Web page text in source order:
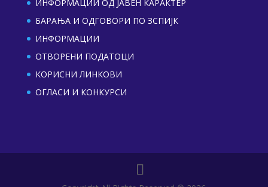
ИНФОРМАЦИИ ОД ЈАВЕН КАРАКТЕР
БАРАЊА И ОДГОВОРИ ПО ЗСПИЈК
ИНФОРМАЦИИ
ОТВОРЕНИ ПОДАТОЦИ
КОРИСНИ ЛИНКОВИ
ОГЛАСИ И КОНКУРСИ